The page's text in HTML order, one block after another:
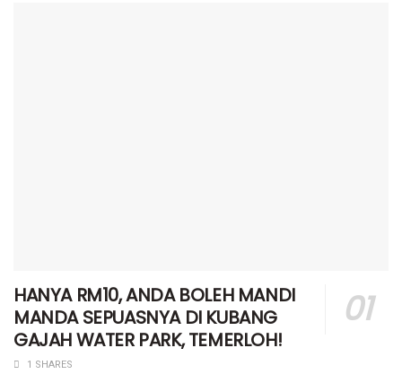
HANYA RM10, ANDA BOLEH MANDI
MANDA SEPUASNYA DI KUBANG
GAJAH WATER PARK, TEMERLOH!
1 SHARES